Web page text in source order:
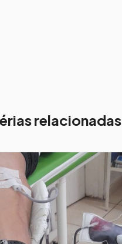
relacionadas